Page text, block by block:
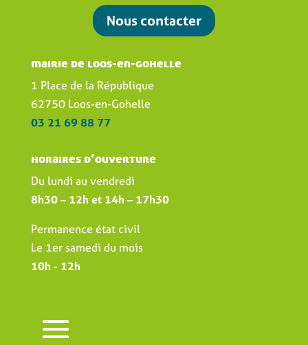
Nous contacter
mairie de loos-en-gohelle
1 Place de la République
62750 Loos-en-Gohelle
03 21 69 88 77
horaires d’ouverture
Du lundi au vendredi
8h30 – 12h et 14h – 17h30
Permanence état civil
Le 1er samedi du mois
10h - 12h